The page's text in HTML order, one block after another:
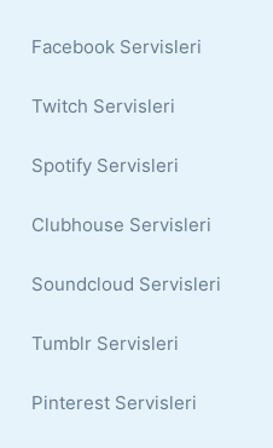
Facebook Servisleri
Twitch Servisleri
Spotify Servisleri
Clubhouse Servisleri
Soundcloud Servisleri
Tumblr Servisleri
Pinterest Servisleri